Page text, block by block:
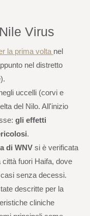
Virus
la prima volta nel
nel distretto
uccelli (corvi e
del Nilo. All'inizio
gli effetti
.
di WNVsi è verificata
città fuori Haifa, dove
senza decessi.
descritte per la
cliniche